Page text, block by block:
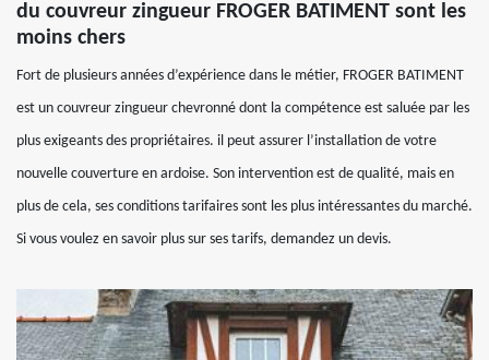
du couvreur zingueur FROGER BATIMENT sont les
moins chers
Fort de plusieurs années d’expérience dans le métier, FROGER BATIMENT
est un couvreur zingueur chevronné dont la compétence est saluée par les
plus exigeants des propriétaires. il peut assurer l’installation de votre
nouvelle couverture en ardoise. Son intervention est de qualité, mais en
plus de cela, ses conditions tarifaires sont les plus intéressantes du marché.
Si vous voulez en savoir plus sur ses tarifs, demandez un devis.